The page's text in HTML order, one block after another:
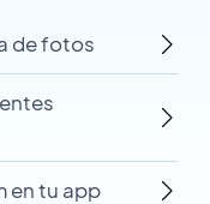
de fotos
en tu app